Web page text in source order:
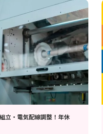
立・電気配線調整！年休